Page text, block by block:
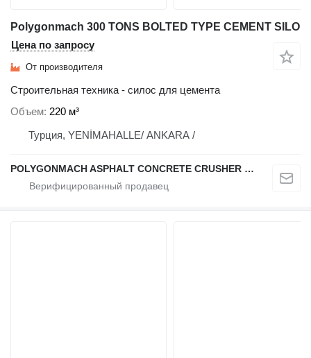
Polygonmach 300 TONS BOLTED TYPE CEMENT SILO
Цена по запросу
От производителя
Строительная техника - силос для цемента
Объем 220 м³
Турция, YENİMAHALLE/ ANKARA /
POLYGONMACH ASPHALT CONCRETE CRUSHER SYSTEMS